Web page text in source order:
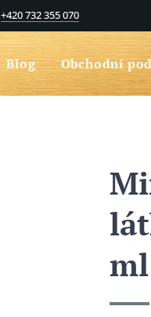
+420 732 355 070
Blog Obchodní
ml